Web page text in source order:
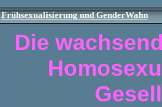
Frühsexualisierung und GenderWahn
Die